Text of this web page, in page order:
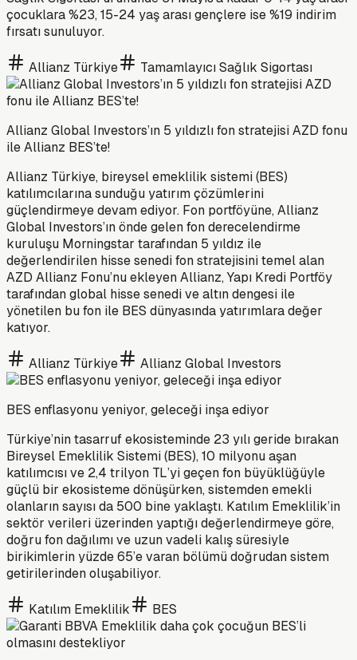
çocuklara %23, 15-24 yaş arası gençlere ise %19 indirim
fırsatı sunuluyor.
Allianz Türkiye Tamamlayıcı Sağlık Sigortası
Allianz Global Investors’ın 5 yıldızlı fon stratejisi AZD fonu
ile Allianz BES’te!
Allianz Türkiye, bireysel emeklilik sistemi (BES)
katılımcılarına sunduğu yatırım çözümlerini
güçlendirmeye devam ediyor. Fon portföyüne, Allianz
Global Investors’ın önde gelen fon derecelendirme
kuruluşu Morningstar tarafından 5 yıldız ile
değerlendirilen hisse senedi fon stratejisini temel alan
AZD Allianz Fonu’nu ekleyen Allianz, Yapı Kredi Portföy
tarafından global hisse senedi ve altın dengesi ile
yönetilen bu fon ile BES dünyasında yatırımlara değer
katıyor.
Allianz Türkiye Allianz Global Investors
BES enflasyonu yeniyor, geleceği inşa ediyor
Türkiye’nin tasarruf ekosisteminde 23 yılı geride bırakan
Bireysel Emeklilik Sistemi (BES), 10 milyonu aşan
katılımcısı ve 2,4 trilyon TL’yi geçen fon büyüklüğüyle
güçlü bir ekosisteme dönüşürken, sistemden emekli
olanların sayısı da 500 bine yaklaştı. Katılım Emeklilik’in
sektör verileri üzerinden yaptığı değerlendirmeye göre,
doğru fon dağılımı ve uzun vadeli kalış süresiyle
birikimlerin yüzde 65’e varan bölümü doğrudan sistem
getirilerinden oluşabiliyor.
Katılım Emeklilik BES